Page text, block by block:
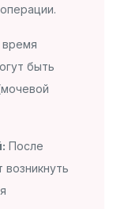
быть
После